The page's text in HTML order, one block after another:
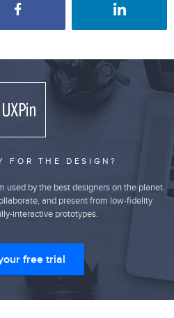
FOR THE DESIGN?
used by the best designers on the planet.
and present from low-fidelity
interactive prototypes.
free trial